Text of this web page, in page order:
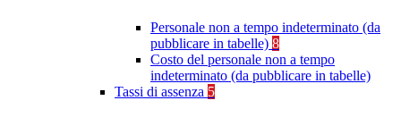
Personale non a tempo indeterminato (da
pubblicare in tabelle) 8
Costo del personale non a tempo
indeterminato (da pubblicare in tabelle)
Tassi di assenza 5